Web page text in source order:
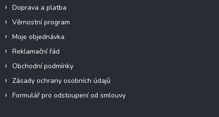
Doprava a platba
Věrnostní program
Moje objednávka
Reklamační řád
Obchodní podmínky
Zásady ochrany osobních údajů
Formulář pro odstoupení od smlouvy